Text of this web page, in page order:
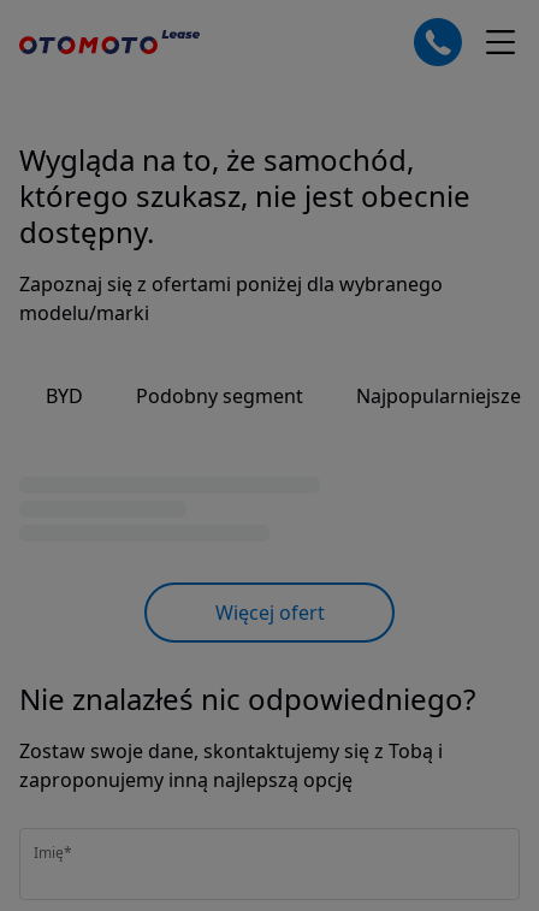
Wygląda na to, że samochód,
którego szukasz, nie jest obecnie
dostępny.
Zapoznaj się z ofertami poniżej dla wybranego
modelu/marki
BYD Podobny segment Najpopularniejsze
Więcej ofert
Nie znalazłeś nic odpowiedniego?
Zostaw swoje dane, skontaktujemy się z Tobą i
zaproponujemy inną najlepszą opcję
Imię*